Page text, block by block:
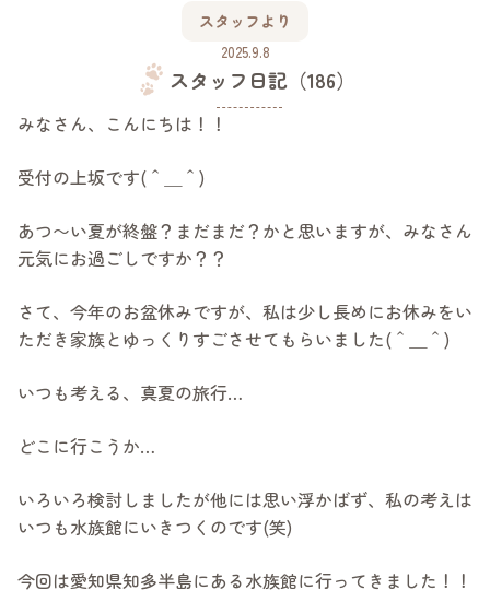
初めての方へ
アクセス
スタッフより
2025.9.8
スタッフ日記（186）
みなさん、こんにちは！！
受付の上坂です(＾＿＾)
あつ〜い夏が終盤？まだまだ？かと思いますが、みなさん
元気にお過ごしですか？？
さて、今年のお盆休みですが、私は少し長めにお休みをい
ただき家族とゆっくりすごさせてもらいました(＾＿＾)
いつも考える、真夏の旅行…
どこに行こうか…
いろいろ検討しましたが他には思い浮かばず、私の考えは
いつも水族館にいきつくのです(笑)
今回は愛知県知多半島にある水族館に行ってきました！！